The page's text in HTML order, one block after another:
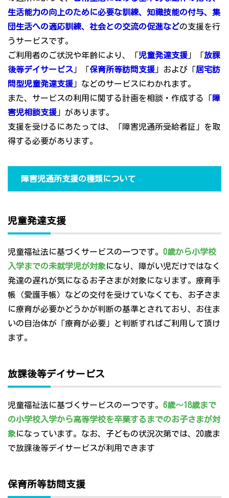
生活能力の向上のために必要な訓練、知識技能の付与、集
団生活への適応訓練、社会との交流の促進などの支援を行
うサービスです。
ご利用者のご状況や年齢により、「児童発達支援 」「放課
後等デイサービス 」「保育所等訪問支援 」および「居宅訪
問型児童発達支援 」などのサービスにわかれます。
また、サービスの利用に関する計画を相談・作成する「障
害児相談支援 」があります。
支援を受けるにあたっては、「障害児通所受給者証」を取
得する必要があります。
障害児通所支援の種類について
児童発達支援
児童福祉法に基づくサービスの一つです。 0歳から小学校
入学までの未就学児が対象になり、障がい児だけではなく
発達の遅れが気になるお子さまが対象になります。療育手
帳（愛護手帳）などの交付を受けていなくても、お子さま
に療育が必要かどうかが判断の基準とされており、お住ま
いの自治体が「療育が必要」と判断すればご利用して頂け
ます。
放課後等デイサービス
児童福祉法に基づくサービスの一つです。 6歳～18歳まで
の小学校入学から高等学校を卒業するまでのお子さまが対
象になっています。なお、子どもの状況次第では、20歳ま
で放課後等デイサービスが利用できます
保育所等訪問支援